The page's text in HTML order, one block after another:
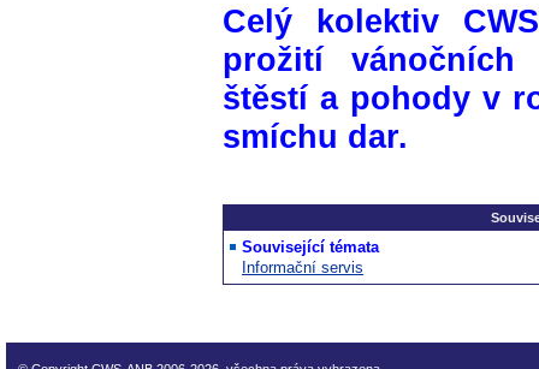
Celý kolektiv
prožití
štěstí a pohody v
smíchu dar.
Související témata
Informační servis